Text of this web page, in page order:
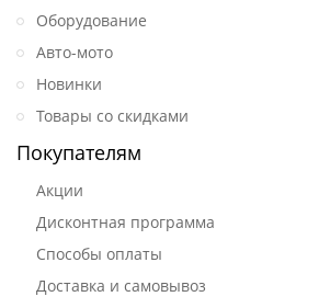
Оборудование
Авто-мото
Новинки
Товары со скидками
Покупателям
Акции
Дисконтная программа
Способы оплаты
Доставка и самовывоз